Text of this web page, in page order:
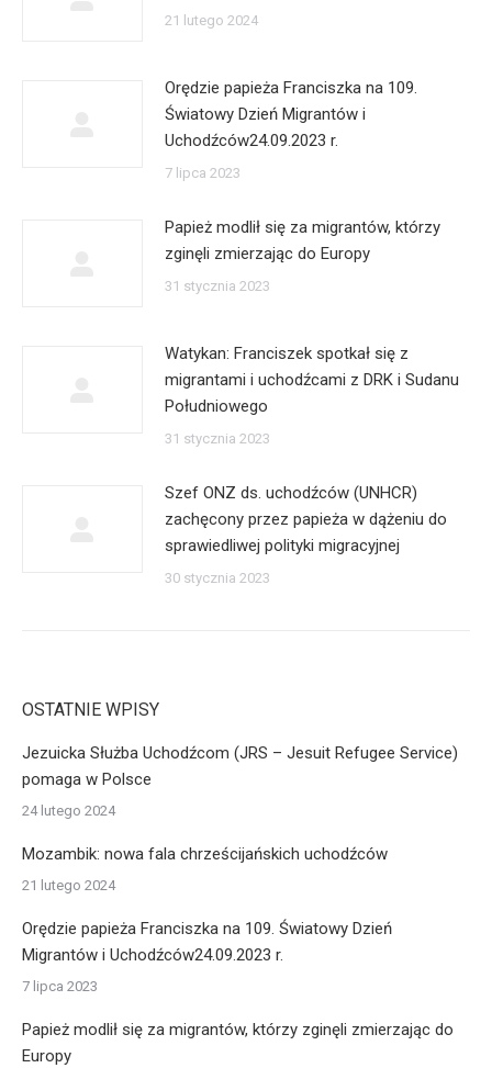
21 lutego 2024
Orędzie papieża Franciszka na 109.
Światowy Dzień Migrantów i
Uchodźców24.09.2023 r.
7 lipca 2023
Papież modlił się za migrantów, którzy
zginęli zmierzając do Europy
31 stycznia 2023
Watykan: Franciszek spotkał się z
migrantami i uchodźcami z DRK i Sudanu
Południowego
31 stycznia 2023
Szef ONZ ds. uchodźców (UNHCR)
zachęcony przez papieża w dążeniu do
sprawiedliwej polityki migracyjnej
30 stycznia 2023
OSTATNIE WPISY
Jezuicka Służba Uchodźcom (JRS – Jesuit Refugee Service)
pomaga w Polsce
24 lutego 2024
Mozambik: nowa fala chrześcijańskich uchodźców
21 lutego 2024
Orędzie papieża Franciszka na 109. Światowy Dzień
Migrantów i Uchodźców24.09.2023 r.
7 lipca 2023
Papież modlił się za migrantów, którzy zginęli zmierzając do
Europy